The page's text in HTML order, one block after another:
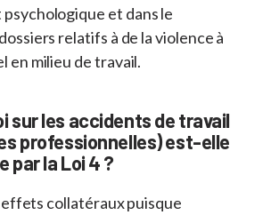
et dans le
relatifs à de la violence à
en milieu de travail.
sur les accidents de travail
professionnelles) est-elle
par la Loi 4 ?
effets collatéraux puisque